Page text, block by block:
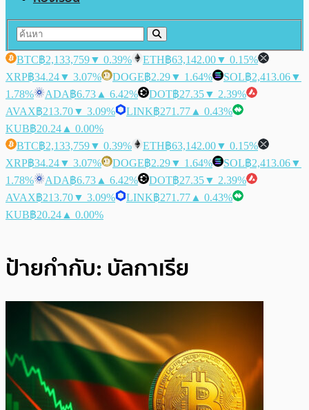
BTC฿2,133,759▼ 0.39% ETH฿63,142.00▼ 0.15%
XRP฿34.24▼ 3.07% DOGE฿2.29▼ 1.64% SOL฿2,413.06▼
1.78%
ADA฿6.73 ▲ 6.42% DOT฿27.35▼ 2.39%
AVAX฿213.70▼ 3.09% LINK฿271.77 ▲ 0.43%
KUB฿20.24 ▲ 0.00%
BTC฿2,133,759▼ 0.39% ETH฿63,142.00▼ 0.15%
XRP฿34.24▼ 3.07% DOGE฿2.29▼ 1.64% SOL฿2,413.06▼
1.78%
ADA฿6.73 ▲ 6.42% DOT฿27.35▼ 2.39%
AVAX฿213.70▼ 3.09% LINK฿271.77 ▲ 0.43%
KUB฿20.24 ▲ 0.00%
ป้ายกำกับ: บัลกาเรีย